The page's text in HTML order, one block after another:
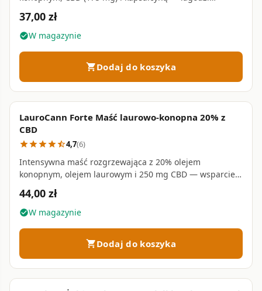
napięcie mięśni i wspiera krążenie • 175 ml
37,00 zł
check_circleW magazynie
shopping_cartDodaj do koszyka
LauroCann Forte Maść laurowo-konopna 20% z
CBD
starstarstarstarstar_half4,7(6)
Intensywna maść rozgrzewająca z 20% olejem
konopnym, olejem laurowym i 250 mg CBD — wsparcie
dla przeciążonych mięśni, stawów i kręgosłupa • 250 ml
44,00 zł
check_circleW magazynie
shopping_cartDodaj do koszyka